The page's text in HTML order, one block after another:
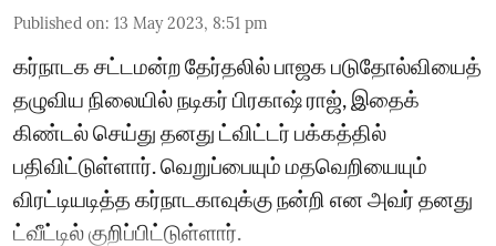
Published on: 13 May 2023, 8:51 pm
கர்நாடக சட்டமன்ற தேர்தலில் பாஜக படுதோல்வியைத்
தழுவிய நிலையில் நடிகர் பிரகாஷ் ராஜ், இதைக்
கிண்டல் செய்து தனது ட்விட்டர் பக்கத்தில்
பதிவிட்டுள்ளார். வெறுப்பையும் மதவெறியையும்
விரட்டியடித்த கர்நாடகாவுக்கு நன்றி என அவர் தனது
ட்வீட்டில் குறிப்பிட்டுள்ளார்.